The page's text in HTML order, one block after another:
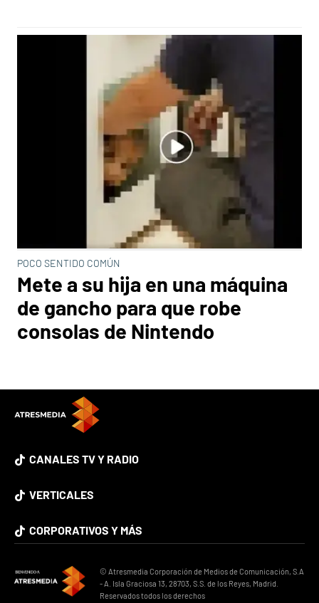
POCO SENTIDO COMÚN
Mete a su hija en una máquina
de gancho para que robe
consolas de Nintendo
CANALES TV Y RADIO
VERTICALES
CORPORATIVOS Y MÁS
© Atresmedia Corporación de Medios de Comunicación, S.A
- A. Isla Graciosa 13, 28703, S.S. de los Reyes, Madrid.
Reservados todos los derechos